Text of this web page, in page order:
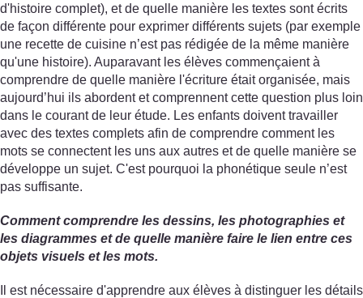
d'histoire complet), et de quelle manière les textes sont écrits
de façon différente pour exprimer différents sujets (par exemple
une recette de cuisine n’est pas rédigée de la même manière
qu'une histoire). Auparavant les élèves commençaient à
comprendre de quelle manière l'écriture était organisée, mais
aujourd’hui ils abordent et comprennent cette question plus loin
dans le courant de leur étude. Les enfants doivent travailler
avec des textes complets afin de comprendre comment les
mots se connectent les uns aux autres et de quelle manière se
développe un sujet. C'est pourquoi la phonétique seule n’est
pas suffisante.
Comment comprendre les dessins, les photographies et
les diagrammes et de quelle manière faire le lien entre ces
objets visuels et les mots.
Il est nécessaire d'apprendre aux élèves à distinguer les détails